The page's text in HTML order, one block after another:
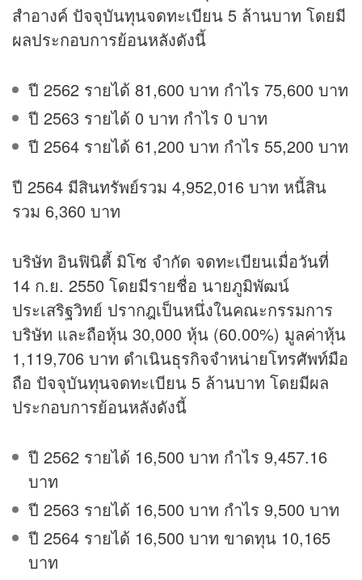
สำอางค์ ปัจจุบันทุนจดทะเบียน 5 ล้านบาท โดยมี
ผลประกอบการย้อนหลังดังนี้
ปี 2562 รายได้ 81,600 บาท กำไร 75,600 บาท
ปี 2563 รายได้ 0 บาท กำไร 0 บาท
ปี 2564 รายได้ 61,200 บาท กำไร 55,200 บาท
ปี 2564 มีสินทรัพย์รวม 4,952,016 บาท หนี้สิน
รวม 6,360 บาท
บริษัท อินฟินิตี้ มิโซ จำกัด จดทะเบียนเมื่อวันที่
14 ก.ย. 2550 โดยมีรายชื่อ นายภูมิพัฒน์
ประเสริฐวิทย์ ปรากฎเป็นหนึ่งในคณะกรรมการ
บริษัท และถือหุ้น 30,000 หุ้น (60.00%) มูลค่าหุ้น
1,119,706 บาท ดำเนินธุรกิจจำหน่ายโทรศัพท์มือ
ถือ ปัจจุบันทุนจดทะเบียน 5 ล้านบาท โดยมีผล
ประกอบการย้อนหลังดังนี้
ปี 2562 รายได้ 16,500 บาท กำไร 9,457.16
บาท
ปี 2563 รายได้ 16,500 บาท กำไร 9,500 บาท
ปี 2564 รายได้ 16,500 บาท ขาดทุน 10,165
บาท